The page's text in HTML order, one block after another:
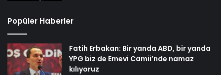
Popüler Haberler
Fatih Erbakan: Bir yanda ABD, bir yanda
YPG biz de Emevi Camii’nde namaz
kılıyoruz